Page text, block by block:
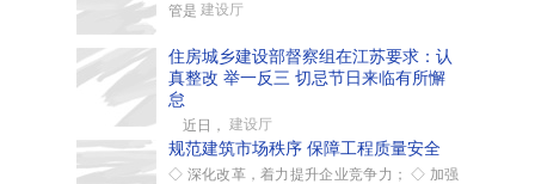
管是 建设厅
住房城乡建设部督察组在江苏要求：认
真整改 举一反三 切忌节日来临有所懈
怠
近日， 建设厅
规范建筑市场秩序 保障工程质量安全
◇ 深化改革，着力提升企业竞争力； ◇ 加强